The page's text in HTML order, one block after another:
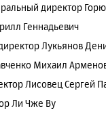
директор
Геннадьевич
Лукьянов
Михаил
Лисовец Сергей
Ли Чже Ву